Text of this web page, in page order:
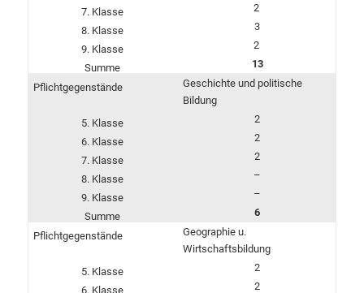
2
3
2
13
Geschichte und politische
Bildung
2
2
2
–
–
6
Geographie u.
Wirtschaftsbildung
2
2